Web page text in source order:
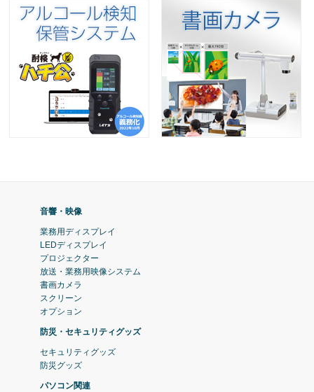
音響・映像
業務用ディスプレイ
LEDディスプレイ
プロジェクター
放送・業務用映像システム
書画カメラ
スクリーン
オプション
防災・セキュリティグッズ
セキュリティグッズ
防災グッズ
パソコン関連